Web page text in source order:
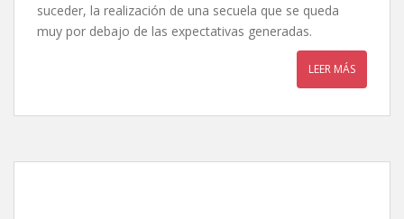
suceder, la realización de una secuela que se queda
muy por debajo de las expectativas generadas.
LEER MÁS